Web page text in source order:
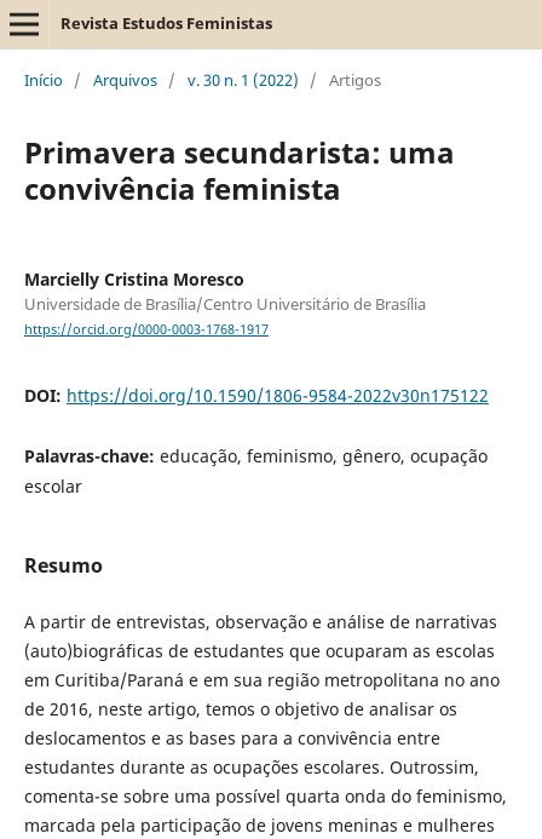
Revista Estudos Feministas
Início / Arquivos / v. 30 n. 1 (2022) / Artigos
Primavera secundarista: uma
convivência feminista
Marcielly Cristina Moresco
Universidade de Brasília/Centro Universitário de Brasília
https://orcid.org/0000-0003-1768-1917
DOI: https://doi.org/10.1590/1806-9584-2022v30n175122
Palavras-chave: educação, feminismo, gênero, ocupação
escolar
Resumo
A partir de entrevistas, observação e análise de narrativas
(auto)biográficas de estudantes que ocuparam as escolas
em Curitiba/Paraná e em sua região metropolitana no ano
de 2016, neste artigo, temos o objetivo de analisar os
deslocamentos e as bases para a convivência entre
estudantes durante as ocupações escolares. Outrossim,
comenta-se sobre uma possível quarta onda do feminismo,
marcada pela participação de jovens meninas e mulheres